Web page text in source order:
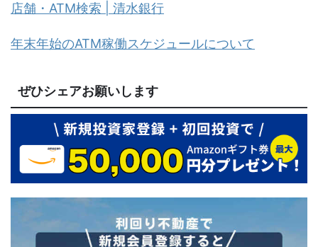
店舗・ATM検索 | 清水銀行
年末年始のATM稼働スケジュールについて
ぜひシェアお願いします